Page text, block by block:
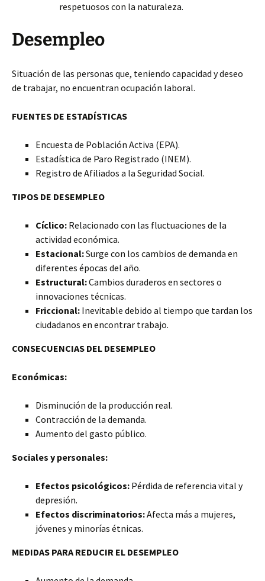
respetuosos con la naturaleza.
Desempleo
Situación de las personas que, teniendo capacidad y deseo
de trabajar, no encuentran ocupación laboral.
FUENTES DE ESTADÍSTICAS
Encuesta de Población Activa (EPA).
Estadística de Paro Registrado (INEM).
Registro de Afiliados a la Seguridad Social.
TIPOS DE DESEMPLEO
Cíclico: Relacionado con las fluctuaciones de la
actividad económica.
Estacional:Surge con los cambios de demanda en
diferentes épocas del año.
Estructural:Cambios duraderos en sectores o
innovaciones técnicas.
Friccional: Inevitable debido al tiempo que tardan los
ciudadanos en encontrar trabajo.
CONSECUENCIAS DEL DESEMPLEO
Económicas:
Disminución de la producción real.
Contracción de la demanda.
Aumento del gasto público.
Sociales y personales:
Efectos psicológicos: Pérdida de referencia vital y
depresión.
Efectos discriminatorios:Afecta más a mujeres,
jóvenes y minorías étnicas.
MEDIDAS PARA REDUCIR EL DESEMPLEO